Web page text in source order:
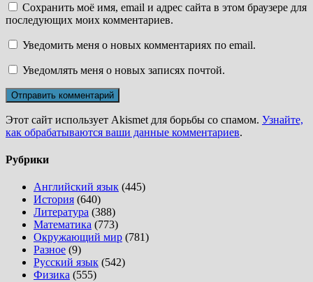
Сохранить моё имя, email и адрес сайта в этом браузере для
последующих моих комментариев.
Уведомить меня о новых комментариях по email.
Уведомлять меня о новых записях почтой.
Этот сайт использует Akismet для борьбы со спамом. Узнайте,
как обрабатываются ваши данные комментариев.
Рубрики
Английский язык (445)
История (640)
Литература (388)
Математика (773)
Окружающий мир (781)
Разное (9)
Русский язык (542)
Физика (555)